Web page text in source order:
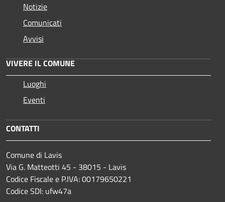
Notizie
Comunicati
Avvisi
VIVERE IL COMUNE
Luoghi
Eventi
CONTATTI
Comune di Lavis
Via G. Matteotti 45 - 38015 - Lavis
Codice Fiscale e P.IVA: 00179650221
Codice SDI: ufw47a